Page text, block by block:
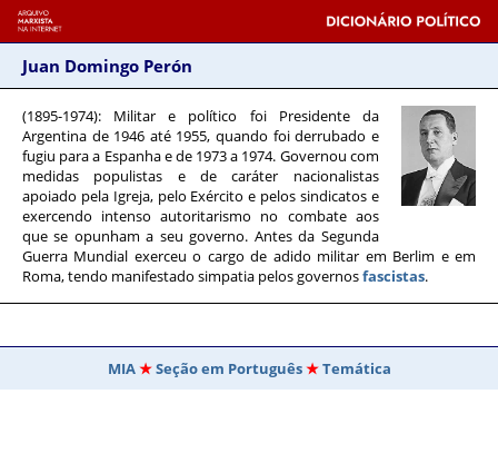
Juan Domingo Perón
(1895-1974): Militar e político foi Presidente da
Argentina de 1946 até 1955, quando foi derrubado e
fugiu para a Espanha e de 1973 a 1974. Governou com
medidas populistas e de caráter nacionalistas
apoiado pela Igreja, pelo Exército e pelos sindicatos e
exercendo intenso autoritarismo no combate aos
que se opunham a seu governo. Antes da Segunda
Guerra Mundial exerceu o cargo de adido militar em Berlim e em
Roma, tendo manifestado simpatia pelos governosfascistas.
MIA Seção em Português Temática